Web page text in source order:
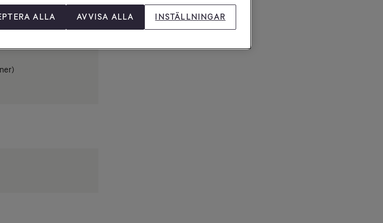
ALLA AVVISA ALLA INSTÄLLNINGAR